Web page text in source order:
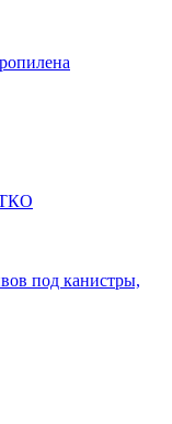
ТКО
под канистры,